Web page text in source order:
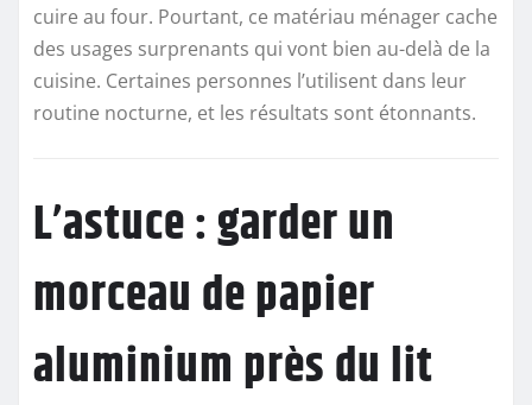
cuire au four. Pourtant, ce matériau ménager cache
des usages surprenants qui vont bien au-delà de la
cuisine. Certaines personnes l’utilisent dans leur
routine nocturne, et les résultats sont étonnants.
L’astuce : garder un
morceau de papier
aluminium près du lit